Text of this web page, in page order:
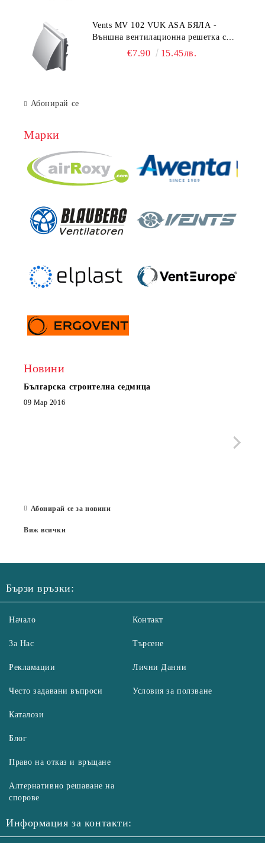
Vents MV 102 VUK ASA БЯЛА -
Външна вентилационна решетка с
гравитачна клапа Ø 100, Ø 125,
€7.90 15.45лв.
Абонирай се
Марки
Новини
Българска строителна седмица
09 Мар 2016
Абонирай се за новини
Виж всички
Бързи връзки:
Начало
За Нас
Рекламации
Често задавани въпроси
Контакт
Търсене
Лични Данни
Условия за ползване
Каталози
Блог
Право на отказ и връщане
Алтернативно решаване на
спорове
Информация за контакти: